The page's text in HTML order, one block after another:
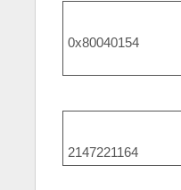
0x80040154
2147221164